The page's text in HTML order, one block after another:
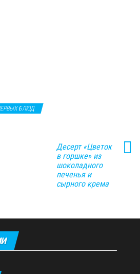
БЛЮД
Десерт «Цветок
в горшке» из
шоколадного
печенья и
сырного крема